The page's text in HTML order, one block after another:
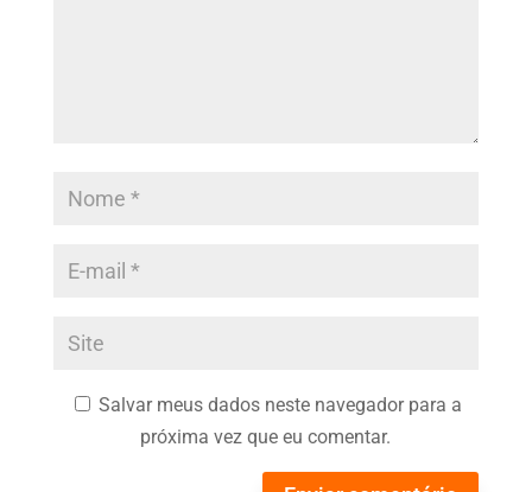
Salvar meus dados neste navegador para a
próxima vez que eu comentar.